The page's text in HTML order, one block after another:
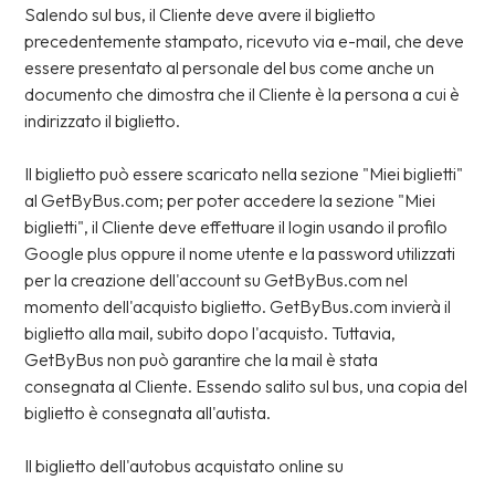
Salendo sul bus, il Cliente deve avere il biglietto
precedentemente stampato, ricevuto via e-mail, che deve
essere presentato al personale del bus come anche un
documento che dimostra che il Cliente è la persona a cui è
indirizzato il biglietto.
Il biglietto può essere scaricato nella sezione "Miei biglietti"
al GetByBus.com; per poter accedere la sezione "Miei
biglietti", il Cliente deve effettuare il login usando il profilo
Google plus oppure il nome utente e la password utilizzati
per la creazione dell'account su GetByBus.com nel
momento dell'acquisto biglietto. GetByBus.com invierà il
biglietto alla mail, subito dopo l'acquisto. Tuttavia,
GetByBus non può garantire che la mail è stata
consegnata al Cliente. Essendo salito sul bus, una copia del
biglietto è consegnata all'autista.
Il biglietto dell'autobus acquistato online su